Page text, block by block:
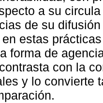
a su
de su
estas
forma de
con la
y lo convierte